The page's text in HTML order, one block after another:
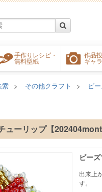
手作りレシピ・
無料型紙
作品
ギャ
索 その他クラフト
ビ
ューリップ【
ビー
出来上
す。